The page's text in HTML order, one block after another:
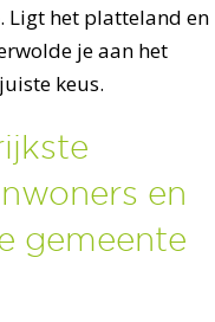
Ligt het platteland en
je aan het
keus.
en
gemeente